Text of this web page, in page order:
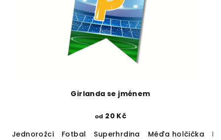
Girlanda se jménem
od 20 Kč
Jednorožci
Fotbal Superhrdina Méďa holčička